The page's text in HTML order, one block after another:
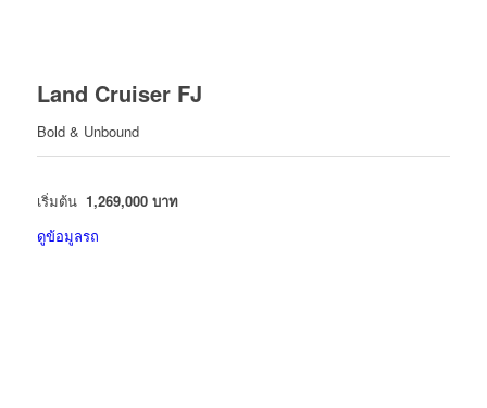
Land Cruiser FJ
Bold & Unbound
เริ่มต้น 1,269,000 บาท
ดูข้อมูลรถ